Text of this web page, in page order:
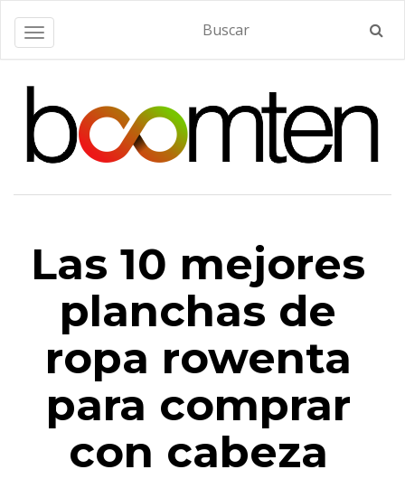
Alternar navegación
Las 10 mejores
planchas de
ropa rowenta
para comprar
con cabeza